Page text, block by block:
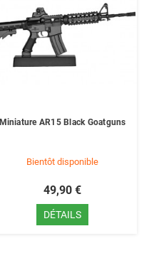
Miniature AR15 Black Goatguns
Bientôt disponible
49,90 €
DÉTAILS